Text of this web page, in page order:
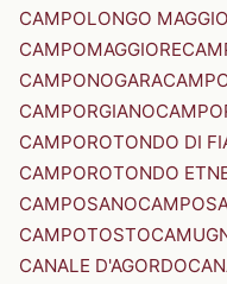
CAMPOLONGO
CAMPOMAGGIORE
CAMPONOGARA
CAMPORGIANO
CAMPOROTONDO DI
CAMPOROTONDO
CAMPOSANO
CAMPOTOSTO
CANALE D'AGORDO